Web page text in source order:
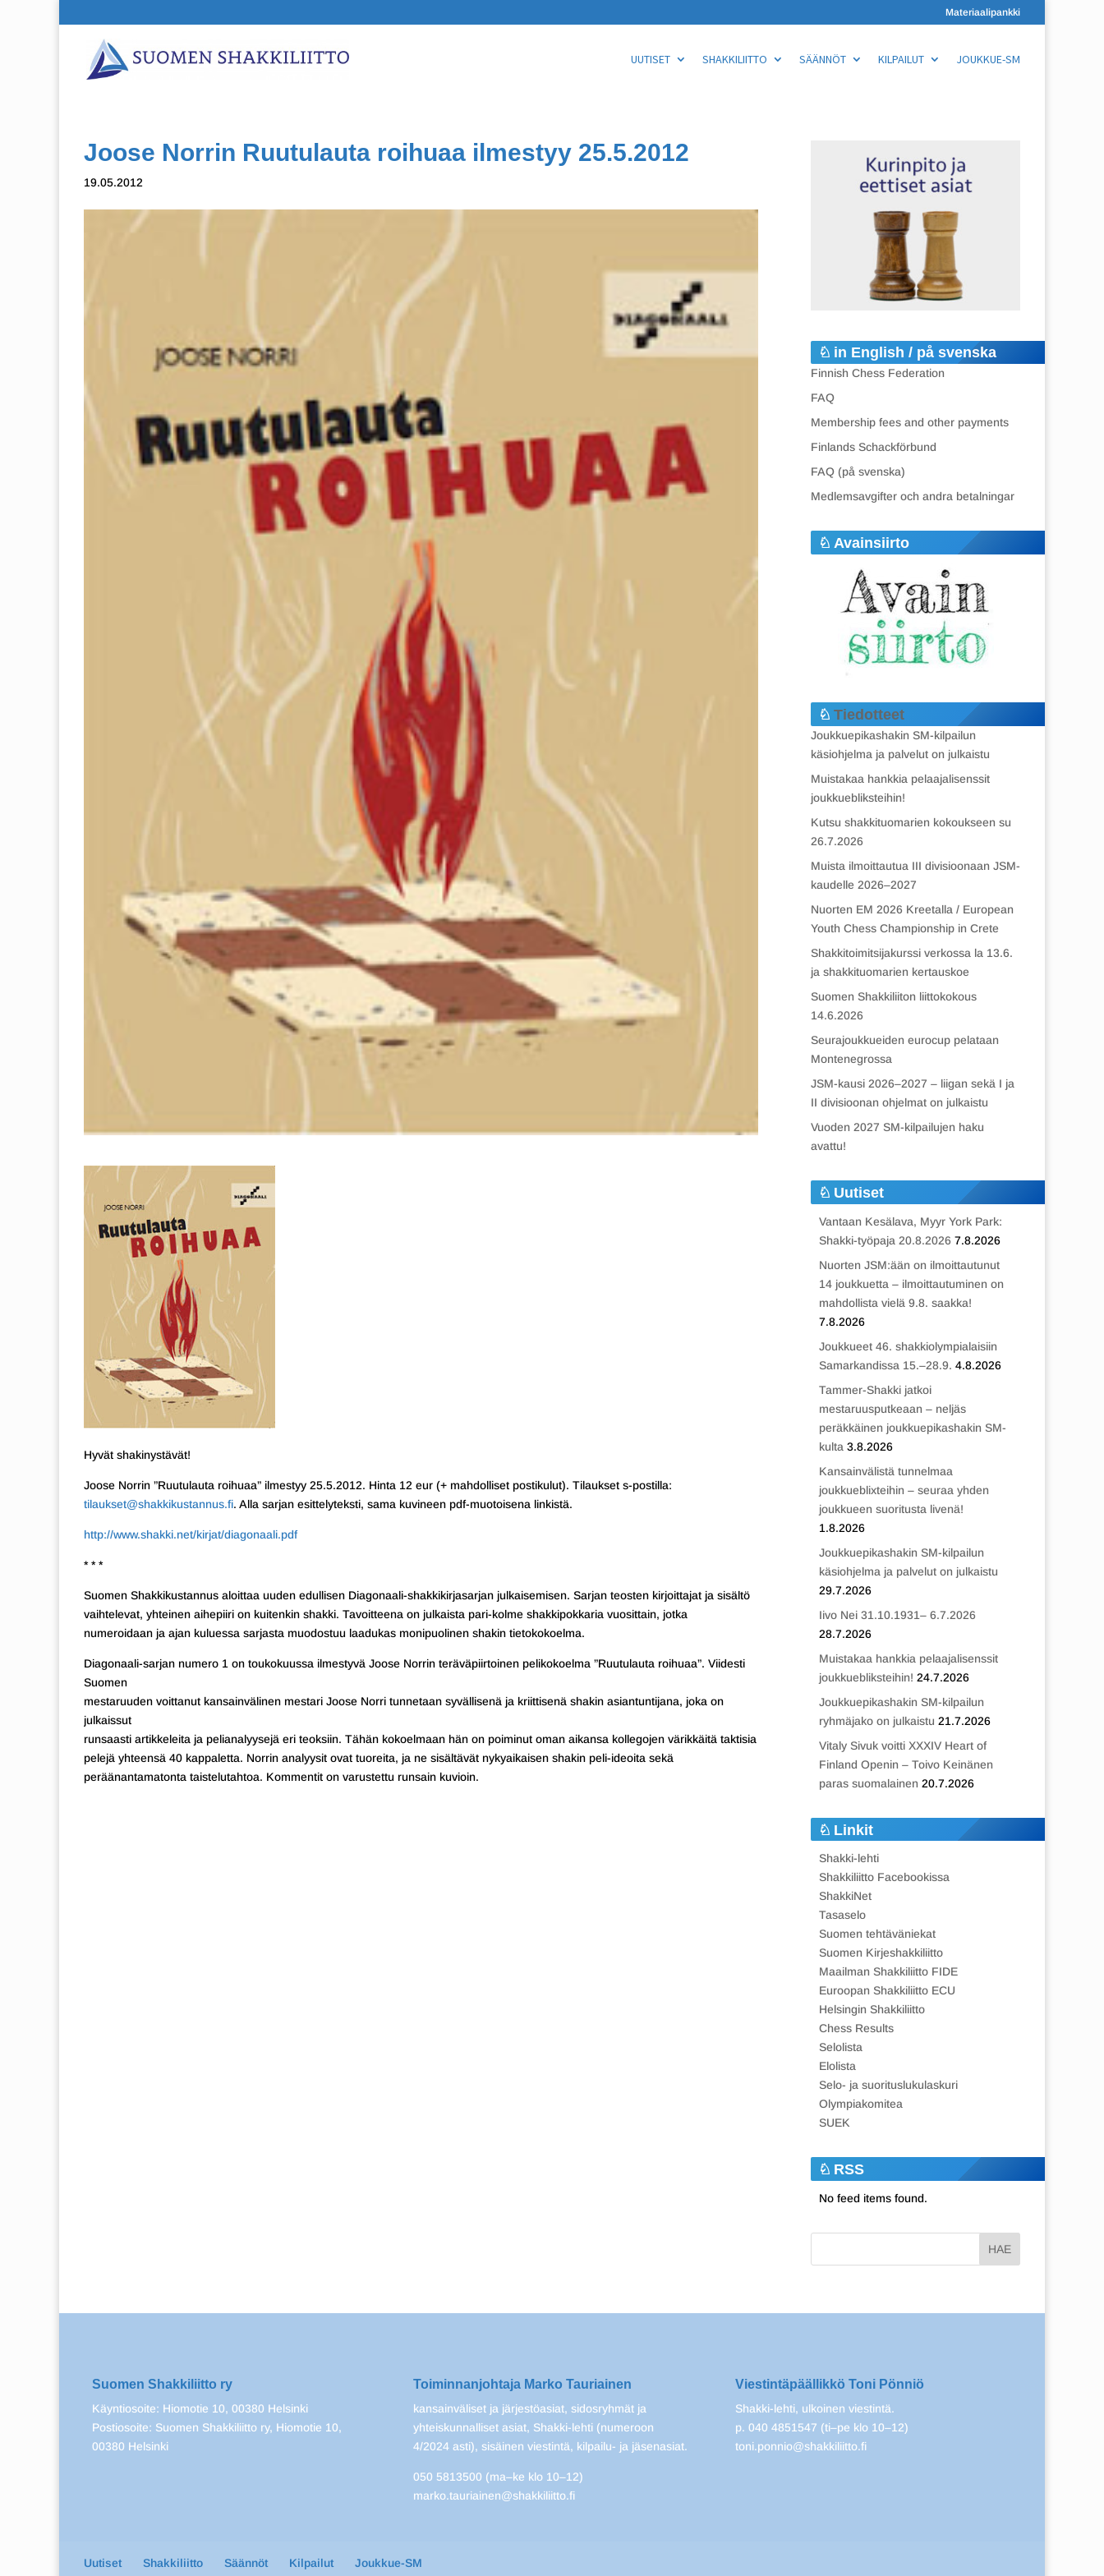
Materiaalipankki
UUTISET SHAKKILIITTO SÄÄNNÖT KILPAILUT JOUKKUE-SM
Joose Norrin Ruutulauta roihuaa ilmestyy 25.5.2012
19.05.2012
Hyvät shakinystävät!
Joose Norrin ”Ruutulauta roihuaa” ilmestyy 25.5.2012. Hinta 12 eur (+ mahdolliset postikulut). Tilaukset s-postilla:
tilaukset@shakkikustannus.fi. Alla sarjan esittelyteksti, sama kuvineen pdf-muotoisena linkistä.
http://www.shakki.net/kirjat/diagonaali.pdf
* * *
Suomen Shakkikustannus aloittaa uuden edullisen Diagonaali-shakkikirjasarjan julkaisemisen. Sarjan teosten kirjoittajat ja sisältö
vaihtelevat, yhteinen aihepiiri on kuitenkin shakki. Tavoitteena on julkaista pari-kolme shakkipokkaria vuosittain, jotka
numeroidaan ja ajan kuluessa sarjasta muodostuu laadukas monipuolinen shakin tietokokoelma.
Diagonaali-sarjan numero 1 on toukokuussa ilmestyvä Joose Norrin teräväpiirtoinen pelikokoelma ”Ruutulauta roihuaa”. Viidesti
Suomen
mestaruuden voittanut kansainvälinen mestari Joose Norri tunnetaan syvällisenä ja kriittisenä shakin asiantuntijana, joka on
julkaissut
runsaasti artikkeleita ja pelianalyysejä eri teoksiin. Tähän kokoelmaan hän on poiminut oman aikansa kollegojen värikkäitä taktisia
pelejä yhteensä 40 kappaletta. Norrin analyysit ovat tuoreita, ja ne sisältävät nykyaikaisen shakin peli-ideoita sekä
peräänantamatonta taistelutahtoa. Kommentit on varustettu runsain kuvioin.
in English / på svenska
Finnish Chess Federation
FAQ
Membership fees and other payments
Finlands Schackförbund
FAQ (på svenska)
Medlemsavgifter och andra betalningar
Avainsiirto
Tiedotteet
Joukkuepikashakin SM-kilpailun
käsiohjelma ja palvelut on julkaistu
Muistakaa hankkia pelaajalisenssit
joukkuebliksteihin!
Kutsu shakkituomarien kokoukseen su
26.7.2026
Muista ilmoittautua III divisioonaan JSM-
kaudelle 2026–2027
Nuorten EM 2026 Kreetalla / European
Youth Chess Championship in Crete
Shakkitoimitsijakurssi verkossa la 13.6.
ja shakkituomarien kertauskoe
Suomen Shakkiliiton liittokokous
14.6.2026
Seurajoukkueiden eurocup pelataan
Montenegrossa
JSM-kausi 2026–2027 – liigan sekä I ja
II divisioonan ohjelmat on julkaistu
Vuoden 2027 SM-kilpailujen haku
avattu!
Uutiset
Vantaan Kesälava, Myyr York Park:
Shakki-työpaja 20.8.2026 7.8.2026
Nuorten JSM:ään on ilmoittautunut
14 joukkuetta – ilmoittautuminen on
mahdollista vielä 9.8. saakka!
7.8.2026
Joukkueet 46. shakkiolympialaisiin
Samarkandissa 15.–28.9. 4.8.2026
Tammer-Shakki jatkoi
mestaruusputkeaan – neljäs
peräkkäinen joukkuepikashakin SM-
kulta 3.8.2026
Kansainvälistä tunnelmaa
joukkueblixteihin – seuraa yhden
joukkueen suoritusta livenä!
1.8.2026
Joukkuepikashakin SM-kilpailun
käsiohjelma ja palvelut on julkaistu
29.7.2026
Iivo Nei 31.10.1931– 6.7.2026
28.7.2026
Muistakaa hankkia pelaajalisenssit
joukkuebliksteihin! 24.7.2026
Joukkuepikashakin SM-kilpailun
ryhmäjako on julkaistu 21.7.2026
Vitaly Sivuk voitti XXXIV Heart of
Finland Openin – Toivo Keinänen
paras suomalainen 20.7.2026
Linkit
Shakki-lehti
Shakkiliitto Facebookissa
ShakkiNet
Tasaselo
Suomen tehtäväniekat
Suomen Kirjeshakkiliitto
Maailman Shakkiliitto FIDE
Euroopan Shakkiliitto ECU
Helsingin Shakkiliitto
Chess Results
Selolista
Elolista
Selo- ja suorituslukulaskuri
Olympiakomitea
SUEK
RSS
No feed items found.
Suomen Shakkiliitto ry
Käyntiosoite: Hiomotie 10, 00380 Helsinki
Postiosoite: Suomen Shakkiliitto ry, Hiomotie 10,
00380 Helsinki
Toiminnanjohtaja Marko Tauriainen
kansainväliset ja järjestöasiat, sidosryhmät ja
yhteiskunnalliset asiat, Shakki-lehti (numeroon
4/2024 asti), sisäinen viestintä, kilpailu- ja jäsenasiat.
050 5813500 (ma–ke klo 10–12)
marko.tauriainen@shakkiliitto.fi
Viestintäpäällikkö Toni Pönniö
Shakki-lehti, ulkoinen viestintä.
p. 040 4851547 (ti–pe klo 10–12)
toni.ponnio@shakkiliitto.fi
Uutiset Shakkiliitto Säännöt Kilpailut Joukkue-SM